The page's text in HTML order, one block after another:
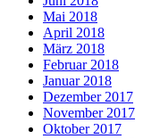
Mai 2018
April 2018
März 2018
Februar 2018
Januar 2018
Dezember 2017
November 2017
Oktober 2017